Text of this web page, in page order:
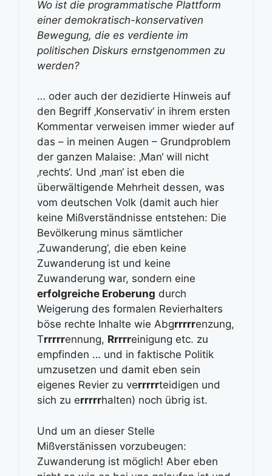
Wo ist die programmatische Plattform
einer demokratisch-konservativen
Bewegung, die es verdiente im
politischen Diskurs ernstgenommen zu
werden?
… oder auch der dezidierte Hinweis auf
den Begriff ‚Konservativ‘ in ihrem ersten
Kommentar verweisen immer wieder auf
das – in meinen Augen – Grundproblem
der ganzen Malaise: ‚Man‘ will nicht
‚rechts‘. Und ‚man‘ ist eben die
überwältigende Mehrheit dessen, was
vom deutschen Volk (damit auch hier
keine Mißverständnisse entstehen: Die
Bevölkerung minus sämtlicher
‚Zuwanderung‘, die eben keine
Zuwanderung ist und keine
Zuwanderung war, sondern eine
erfolgreiche Eroberung durch
Weigerung des formalen Revierhalters
böse rechte Inhalte wie Abgrrrrrenzung,
Trrrrrennung, Rrrrreinigung etc. zu
empfinden … und in faktische Politik
umzusetzen und damit eben sein
eigenes Revier zu verrrrrteidigen und
sich zu errrrrhalten) noch übrig ist.
Und um an dieser Stelle
Mißverstänissen vorzubeugen:
Zuwanderung ist möglich! Aber eben